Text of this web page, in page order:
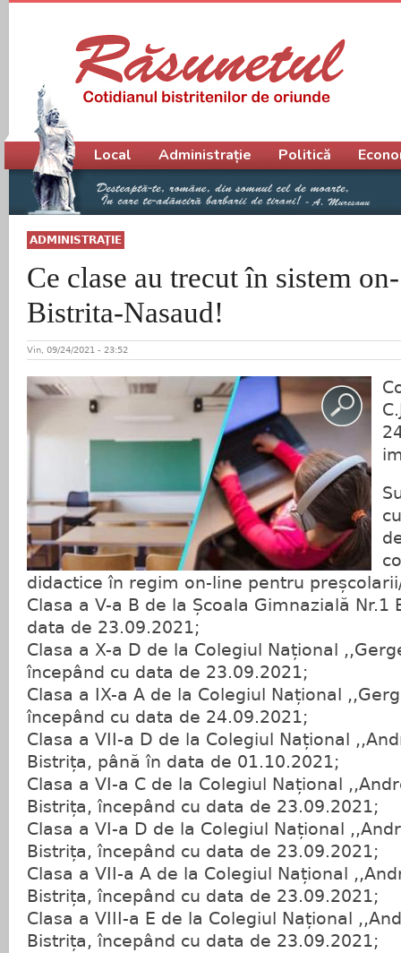
ADMINISTRAŢIE
Ce clase au trecut în sistem
Bistrita-Nasaud!
Vin, 09/24/2021 - 23:52
didactice în regim on-line pentru
Clasa a V-a B de la Școala Gimnazială Nr.1
data de 23.09.2021;
Clasa a X-a D de la Colegiul Național
începând cu data de 23.09.2021;
Clasa a IX-a A de la Colegiul Național
începând cu data de 24.09.2021;
Clasa a VII-a D de la Colegiul Național
Bistrița, până în data de 01.10.2021;
Clasa a VI-a C de la Colegiul Național
Bistrița, începând cu data de 23.09.2021;
Clasa a VI-a D de la Colegiul Național
Bistrița, începând cu data de 23.09.2021;
Clasa a VII-a A de la Colegiul Național
Bistrița, începând cu data de 23.09.2021;
Clasa a VIII-a E de la Colegiul Național
Bistrița, începând cu data de 23.09.2021;
Meniu principal
Local Administrație Politică